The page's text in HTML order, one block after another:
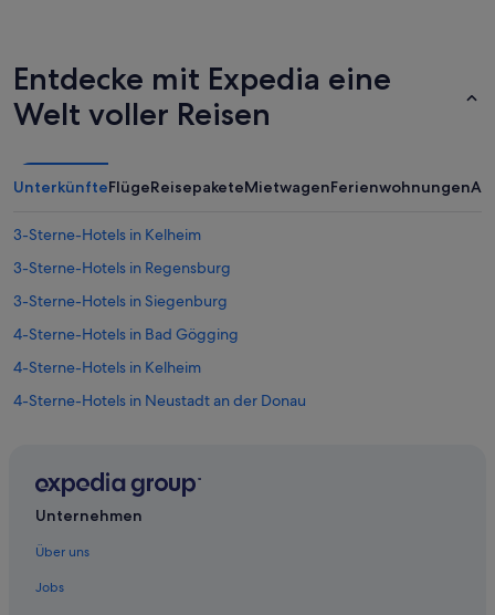
Entdecke mit Expedia eine
Welt voller Reisen
UnterkünfteFlügeReisepaketeMietwagenFerienwohnungen
3-Sterne-Hotels in Kelheim
3-Sterne-Hotels in Regensburg
3-Sterne-Hotels in Siegenburg
4-Sterne-Hotels in Bad Gögging
4-Sterne-Hotels in Kelheim
4-Sterne-Hotels in Neustadt an der Donau
5-Sterne-Hotels in Abensberg
Unternehmen
Über uns
Jobs